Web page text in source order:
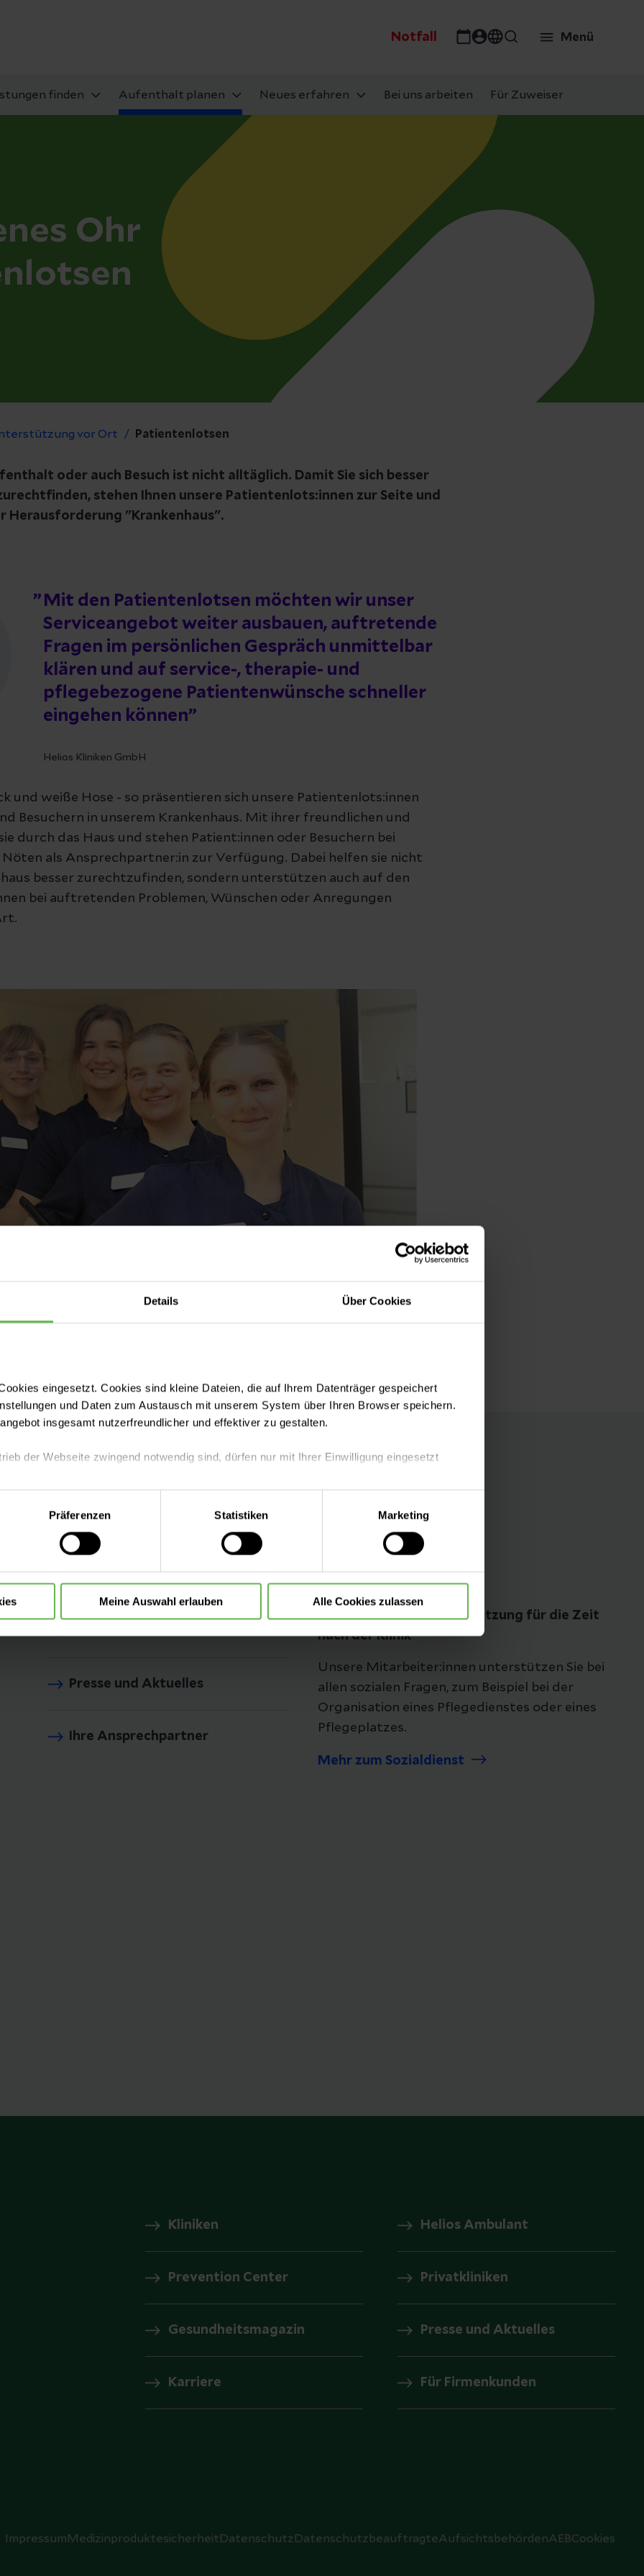
Details Über Cookies
eingesetzt. Cookies sind kleine Dateien, die auf Ihrem Datenträger gespeichert
und Daten zum Austausch mit unserem System über Ihren Browser speichern.
insgesamt nutzerfreundlicher und effektiver zu gestalten.
der Webseite zwingend notwendig sind, dürfen nur mit Ihrer Einwilligung eingesetzt
mit nur den notwendigen Cookies zu benutzen, eine individuelle Auswahl hinsichtlich der
treffen oder durch Auswahl von „Alle Cookies akzeptieren“ in die Verwendung aller Cookies
können Sie jederzeit ändern oder widerrufen.
Präferenzen Statistiken Marketing
Meine Auswahl erlauben Alle Cookies zulassen
Notfall Menü
finden Aufenthalt planen Neues erfahren Bei uns arbeiten Für Zuweiser
Ohr
vor Ort Patientenlotsen
oder auch Besuch ist nicht alltäglich. Damit Sie sich besser
stehen Ihnen unsere Patientenlots:innen zur Seite und
Herausforderung "Krankenhaus".
Mit den Patientenlotsen möchten wir unser
Serviceangebot weiter ausbauen, auftretende
Fragen im persönlichen Gespräch unmittelbar
klären und auf service-, therapie- und
pflegebezogene Patientenwünsche schneller
eingehen können
Helios Kliniken GmbH
und weiße Hose - so präsentieren sich unsere Patientenlots:innen
Besuchern in unserem Krankenhaus. Mit ihrer freundlichen und
durch das Haus und stehen Patient:innen oder Besuchern bei
Nöten als Ansprechpartner:in zur Verfügung. Dabei helfen sie nicht
besser zurechtzufinden, sondern unterstützen auch auf den
bei auftretenden Problemen, Wünschen oder Anregungen
Presse und Aktuelles
Ihre Ansprechpartner
Sozialberatung - Unterstützung für die Zeit
nach der Klinik
Unsere Mitarbeiter:innen unterstützen Sie bei
allen sozialen Fragen, zum Beispiel bei der
Organisation eines Pflegedienstes oder eines
Pflegeplatzes.
Mehr zum Sozialdienst
Kliniken Helios Ambulant
Prevention Center Privatkliniken
Gesundheitsmagazin Presse und Aktuelles
Karriere Für Firmenkunden
Impressum Medizinproduktesicherheit Datenschutz DatenschutzbeauftragteAufsichtsbehördenAEBCookies